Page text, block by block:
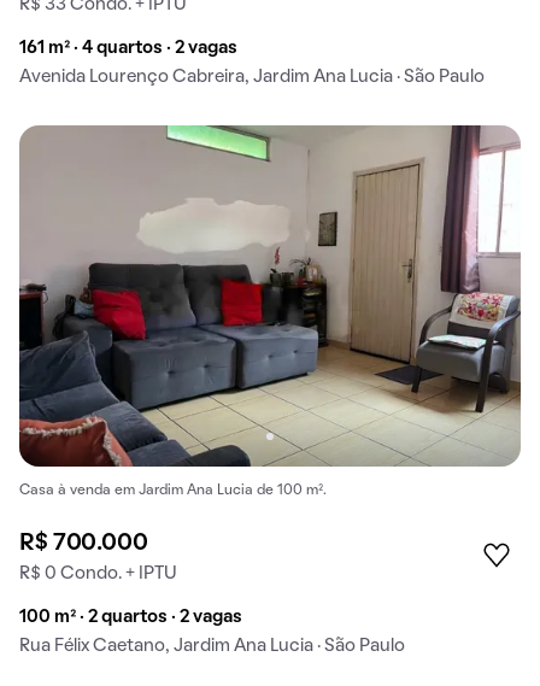
R$ 33 Condo. + IPTU
161 m² · 4 quartos · 2 vagas
Avenida Lourenço Cabreira, Jardim Ana Lucia · São Paulo
Casa à venda em Jardim Ana Lucia de 100 m².
R$ 700.000
R$ 0 Condo. + IPTU
100 m² · 2 quartos · 2 vagas
Rua Félix Caetano, Jardim Ana Lucia · São Paulo